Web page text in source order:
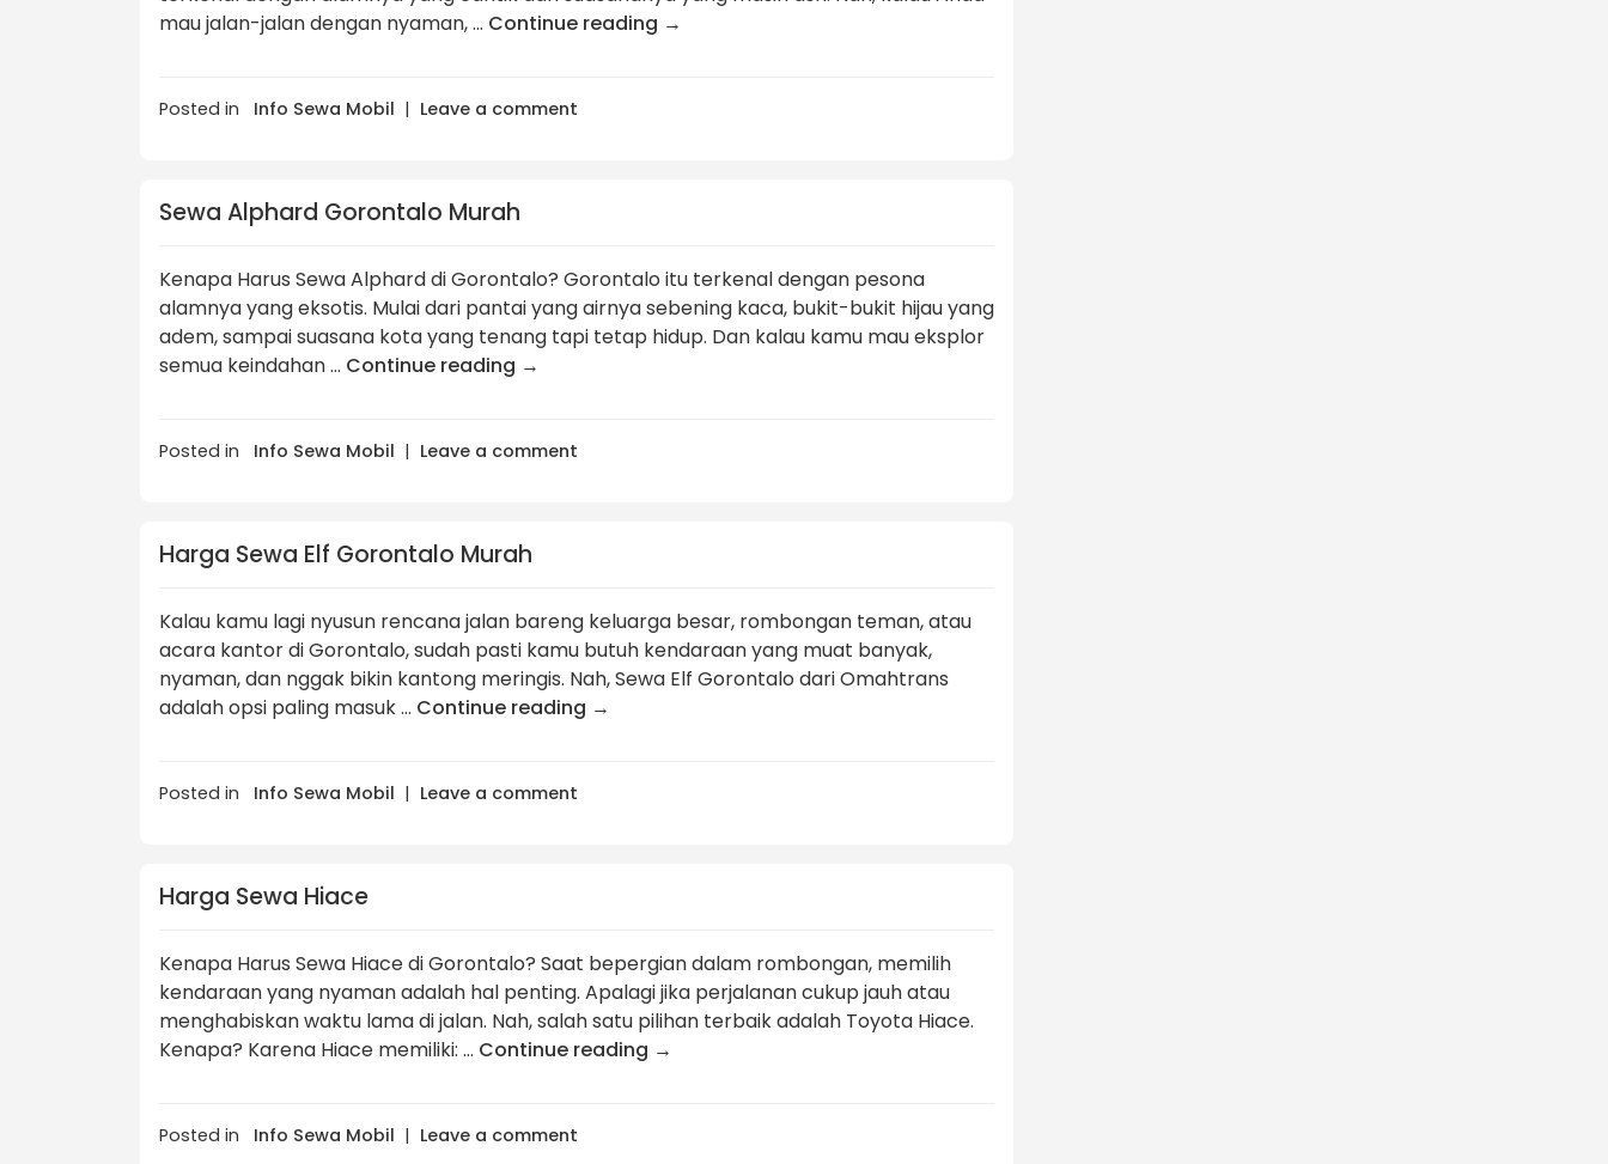
mau jalan-jalan dengan nyaman, … Continue reading →
Posted in Info Sewa Mobil | Leave a comment
Sewa Alphard Gorontalo Murah
Kenapa Harus Sewa Alphard di Gorontalo? Gorontalo itu terkenal dengan pesona
alamnya yang eksotis. Mulai dari pantai yang airnya sebening kaca, bukit-bukit hijau yang
adem, sampai suasana kota yang tenang tapi tetap hidup. Dan kalau kamu mau eksplor
semua keindahan … Continue reading →
Posted in Info Sewa Mobil | Leave a comment
Harga Sewa Elf Gorontalo Murah
Kalau kamu lagi nyusun rencana jalan bareng keluarga besar, rombongan teman, atau
acara kantor di Gorontalo, sudah pasti kamu butuh kendaraan yang muat banyak,
nyaman, dan nggak bikin kantong meringis. Nah, Sewa Elf Gorontalo dari Omahtrans
adalah opsi paling masuk … Continue reading →
Posted in Info Sewa Mobil | Leave a comment
Harga Sewa Hiace
Kenapa Harus Sewa Hiace di Gorontalo? Saat bepergian dalam rombongan, memilih
kendaraan yang nyaman adalah hal penting. Apalagi jika perjalanan cukup jauh atau
menghabiskan waktu lama di jalan. Nah, salah satu pilihan terbaik adalah Toyota Hiace.
Kenapa? Karena Hiace memiliki: … Continue reading →
Posted in Info Sewa Mobil | Leave a comment